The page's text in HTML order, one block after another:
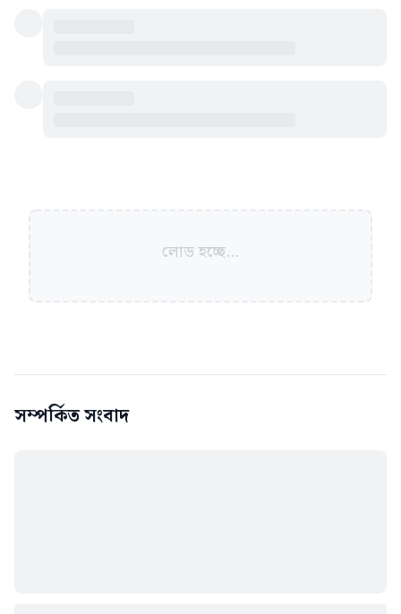
লোড হচ্ছে...
সম্পর্কিত সংবাদ